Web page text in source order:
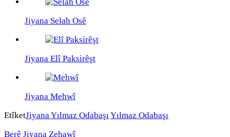
Jiyana Selah Osê
Jiyana Elî Paksirêşt
Jiyana Mehwî
EtîketJiyana Yılmaz OdabaşıYılmaz Odabaşı
Berê Jiyana Zehawî